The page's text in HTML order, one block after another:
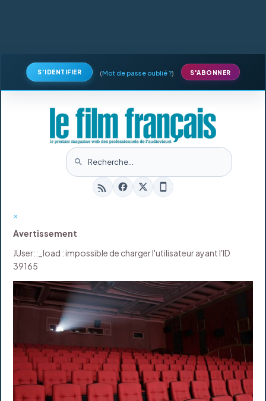
S'IDENTIFIER (Mot de passe oublié ?) S'ABONNER
×
Avertissement
JUser::_load : impossible de charger l'utilisateur ayant l'ID
39165